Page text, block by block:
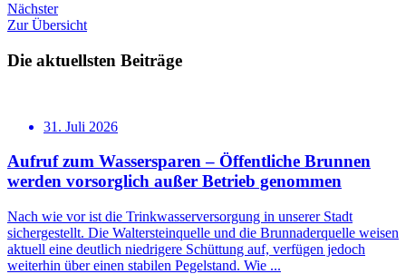
Nächster
Zur Übersicht
Die aktuellsten Beiträge
31. Juli 2026
Aufruf zum Wassersparen – Öffentliche Brunnen
werden vorsorglich außer Betrieb genommen
Nach wie vor ist die Trinkwasserversorgung in unserer Stadt
sichergestellt. Die Waltersteinquelle und die Brunnaderquelle weisen
aktuell eine deutlich niedrigere Schüttung auf, verfügen jedoch
weiterhin über einen stabilen Pegelstand. Wie ...